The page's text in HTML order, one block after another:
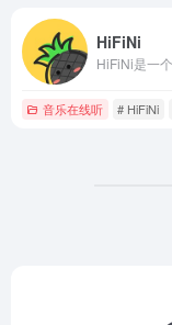
HiFiNi
音乐在线听 # HiFiNi